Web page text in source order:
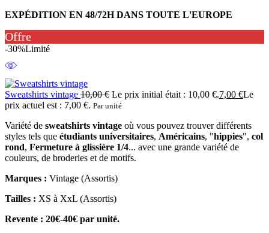
EXPÉDITION EN 48/72H DANS TOUTE L'EUROPE
Offre
-30%Limité
Sweatshirts vintage 10,00€ Le prix initial était : 10,00 €.7,00 €Le
prix actuel est : 7,00 €. Par unité
Variété de sweatshirts vintage où vous pouvez trouver différents
styles tels que étudiants universitaires, Américains, "hippies", col
rond, Fermeture à glissière 1/4... avec une grande variété de
couleurs, de broderies et de motifs.
Marques : Vintage (Assortis)
Tailles : XS à XxL (Assortis)
Revente : 20€-40€ par unité.